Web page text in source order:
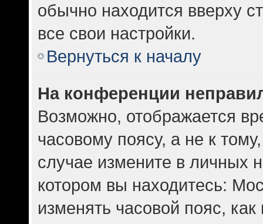
обычно находится вверху
все свои настройки.
Вернуться к началу
На конференции
Возможно, отображается
часовому поясу, а не к
случае измените в личных
котором вы находитесь:
изменять часовой пояс,